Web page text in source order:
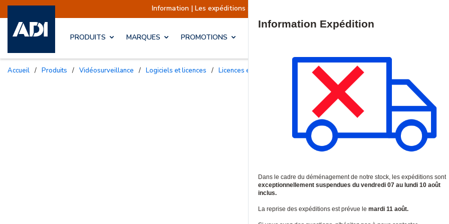
Information | Les expéditions sont actuellement suspendues Reprise
PRODUITS MARQUES PROMOTIONS
Accueil / Produits / Vidéosurveillance / Logiciels et licences / Licences et garanties